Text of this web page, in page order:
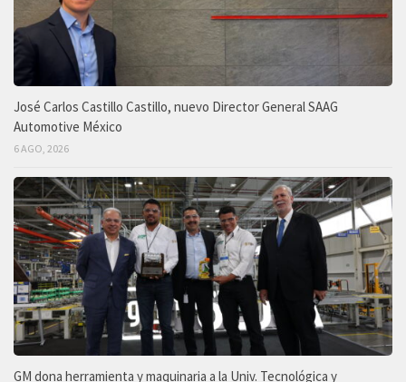
José Carlos Castillo Castillo, nuevo Director General SAAG
Automotive México
6 AGO, 2026
GM dona herramienta y maquinaria a la Univ. Tecnológica y